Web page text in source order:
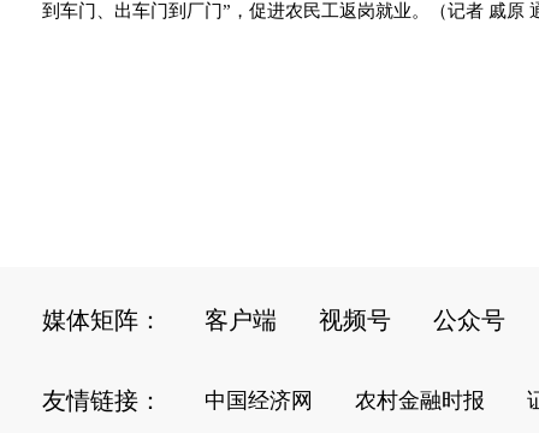
到车门、出车门到厂门”，促进农民工返岗就业。（记者 戚原
媒体矩阵： 客户端 视频号 公众号
友情链接： 中国经济网 农村金融时报